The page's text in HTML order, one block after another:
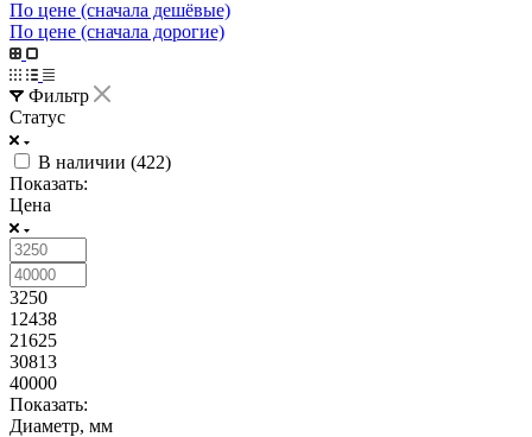
По цене (сначала дешёвые)
По цене (сначала дорогие)
Фильтр
Статус
В наличии (422)
Показать:
Цена
3250
12438
21625
30813
40000
Показать:
Диаметр, мм